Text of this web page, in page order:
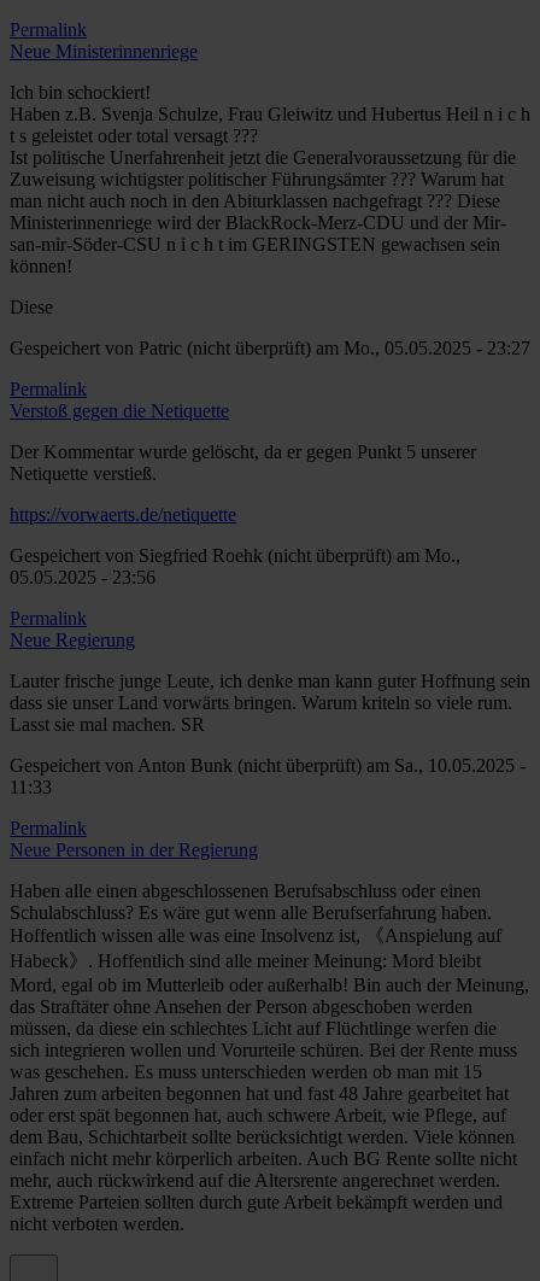
Permalink
Neue Ministerinnenriege
Ich bin schockiert!
Haben z.B. Svenja Schulze, Frau Gleiwitz und Hubertus Heil n i c h
t s geleistet oder total versagt ???
Ist politische Unerfahrenheit jetzt die Generalvoraussetzung für die
Zuweisung wichtigster politischer Führungsämter ??? Warum hat
man nicht auch noch in den Abiturklassen nachgefragt ??? Diese
Ministerinnenriege wird der BlackRock-Merz-CDU und der Mir-
san-mir-Söder-CSU n i c h t im GERINGSTEN gewachsen sein
können!
Diese
Gespeichert von Patric (nicht überprüft) am Mo., 05.05.2025 - 23:27
Permalink
Verstoß gegen die Netiquette
Der Kommentar wurde gelöscht, da er gegen Punkt 5 unserer
Netiquette verstieß.
https://vorwaerts.de/netiquette
Gespeichert von Siegfried Roehk (nicht überprüft) am Mo.,
05.05.2025 - 23:56
Permalink
Neue Regierung
Lauter frische junge Leute, ich denke man kann guter Hoffnung sein
dass sie unser Land vorwärts bringen. Warum kriteln so viele rum.
Lasst sie mal machen. SR
Gespeichert von Anton Bunk (nicht überprüft) am Sa., 10.05.2025 -
11:33
Permalink
Neue Personen in der Regierung
Haben alle einen abgeschlossenen Berufsabschluss oder einen
Schulabschluss? Es wäre gut wenn alle Berufserfahrung haben.
Hoffentlich wissen alle was eine Insolvenz ist, 《Anspielung auf
Habeck》. Hoffentlich sind alle meiner Meinung: Mord bleibt
Mord, egal ob im Mutterleib oder außerhalb! Bin auch der Meinung,
das Straftäter ohne Ansehen der Person abgeschoben werden
müssen, da diese ein schlechtes Licht auf Flüchtlinge werfen die
sich integrieren wollen und Vorurteile schüren. Bei der Rente muss
was geschehen. Es muss unterschieden werden ob man mit 15
Jahren zum arbeiten begonnen hat und fast 48 Jahre gearbeitet hat
oder erst spät begonnen hat, auch schwere Arbeit, wie Pflege, auf
dem Bau, Schichtarbeit sollte berücksichtigt werden. Viele können
einfach nicht mehr körperlich arbeiten. Auch BG Rente sollte nicht
mehr, auch rückwirkend auf die Altersrente angerechnet werden.
Extreme Parteien sollten durch gute Arbeit bekämpft werden und
nicht verboten werden.